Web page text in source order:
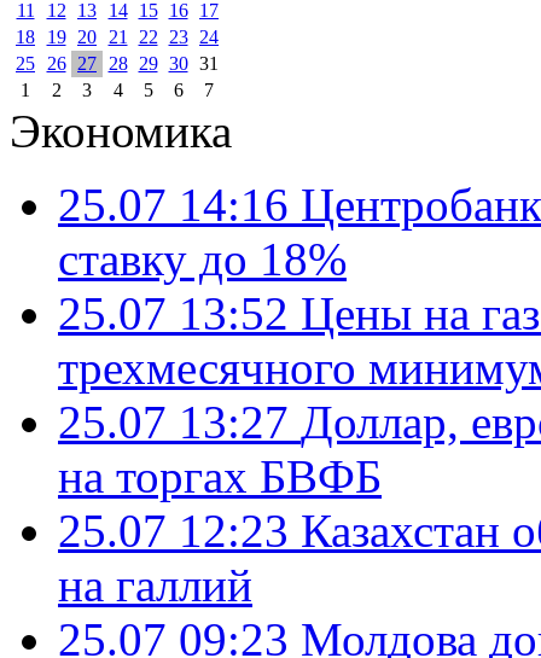
11
12 13 14 15 16
17
18
19 20 21 22 23
24
25
26 27 28 29 30 31
1
2 3 4 5 6 7
Экономика
25.07 14:16
ставку до 18%
25.07 13:52 Цены на
трехмесячного
25.07 13:27 Доллар,
на торгах БВФБ
25.07 12:23 Казахстан
на галлий
25.07 09:23 Молдова